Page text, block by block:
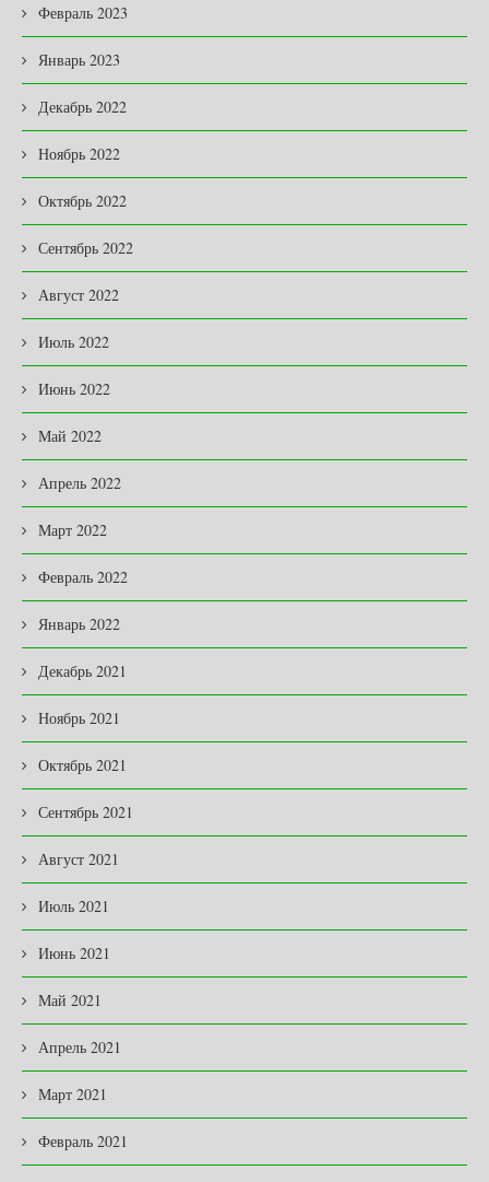
Февраль 2023
Январь 2023
Декабрь 2022
Ноябрь 2022
Октябрь 2022
Сентябрь 2022
Август 2022
Июль 2022
Июнь 2022
Май 2022
Апрель 2022
Март 2022
Февраль 2022
Январь 2022
Декабрь 2021
Ноябрь 2021
Октябрь 2021
Сентябрь 2021
Август 2021
Июль 2021
Июнь 2021
Май 2021
Апрель 2021
Март 2021
Февраль 2021